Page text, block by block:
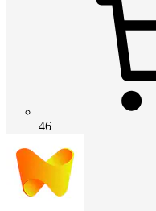
46